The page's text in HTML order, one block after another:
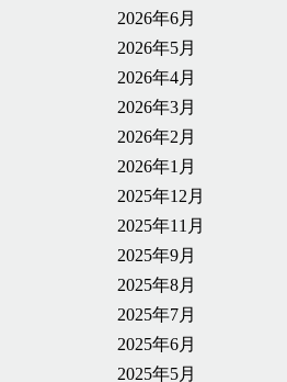
2026年6月
2026年5月
2026年4月
2026年3月
2026年2月
2026年1月
2025年12月
2025年11月
2025年9月
2025年8月
2025年7月
2025年6月
2025年5月